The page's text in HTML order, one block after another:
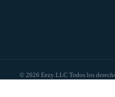
© 2026 Eezy LLC Todos los